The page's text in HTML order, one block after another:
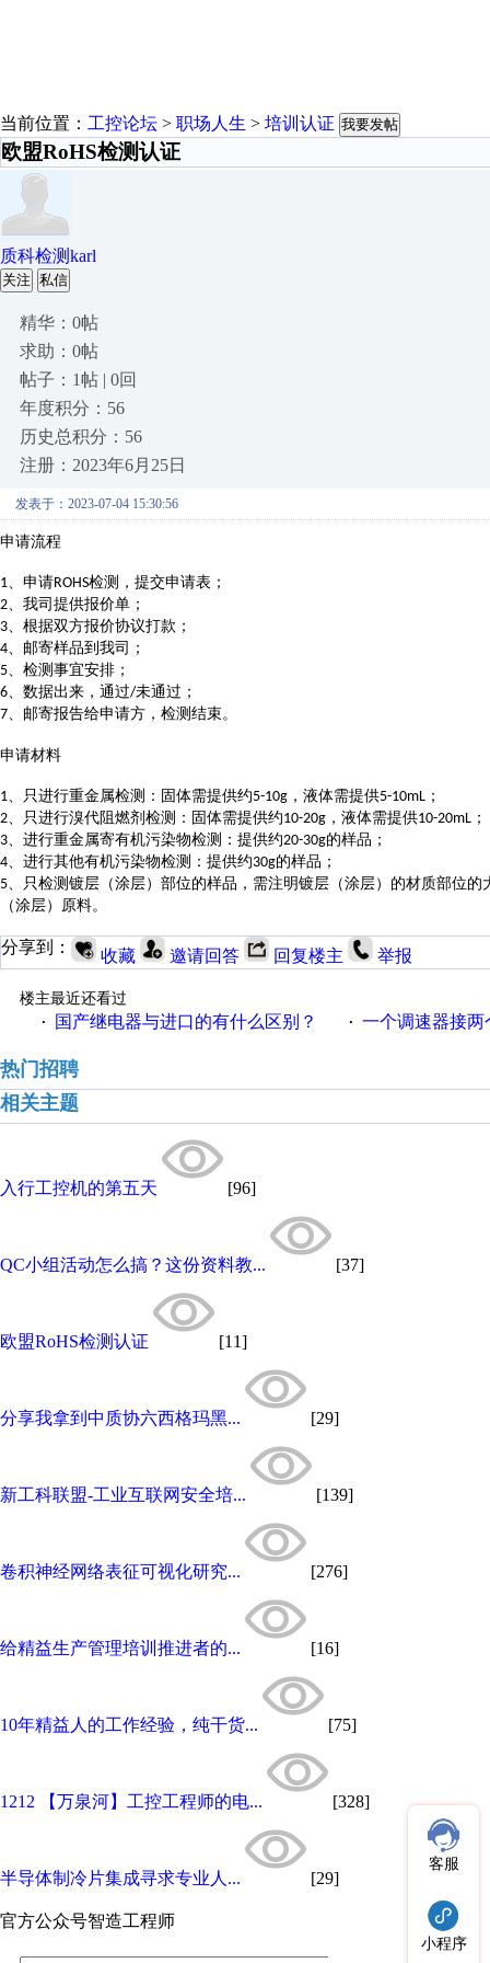
当前位置： 工控论坛 > 职场人生 > 培训认证 我要发帖
欧盟RoHS检测认证
质科检测karl
关注 私信
精华：0帖
求助：0帖
帖子：1帖 | 0回
年度积分：56
历史总积分：56
注册：2023年6月25日
发表于：2023-07-04 15:30:56
申请流程
1、申请ROHS检测，提交申请表；
2、我司提供报价单；
3、根据双方报价协议打款；
4、邮寄样品到我司；
5、检测事宜安排；
6、数据出来，通过/未通过；
7、邮寄报告给申请方，检测结束。
申请材料
1、只进行重金属检测：固体需提供约5-10g ，液体需提供5-10mL ；
2、只进行溴代阻燃剂检测：固体需提供约10-20g ，液体需提供10-20mL ；
3、进行重金属寄有机污染物检测：提供约20-30g的样品；
4、进行其他有机污染物检测：提供约30g的样品；
5、只检测镀层（涂层）部位的样品，需注明镀层（涂层）的材质部位
（涂层）原料。
分享到： 收藏 邀请回答 回复楼主 举报
楼主最近还看过
·
国产继电器与进口的有什么区别？ · 一个调速器接两个吊扇
热门招聘
相关主题
入行工控机的第五天 [96]
QC小组活动怎么搞？这份资料教... [37]
欧盟RoHS检测认证 [11]
分享我拿到中质协六西格玛黑... [29]
新工科联盟-工业互联网安全培... [139]
卷积神经网络表征可视化研究... [276]
给精益生产管理培训推进者的... [16]
10年精益人的工作经验，纯干货... [75]
1212 【万泉河】工控工程师的电... [328]
半导体制冷片集成寻求专业人... [29]
官方公众号智造工程师
客服
小程序